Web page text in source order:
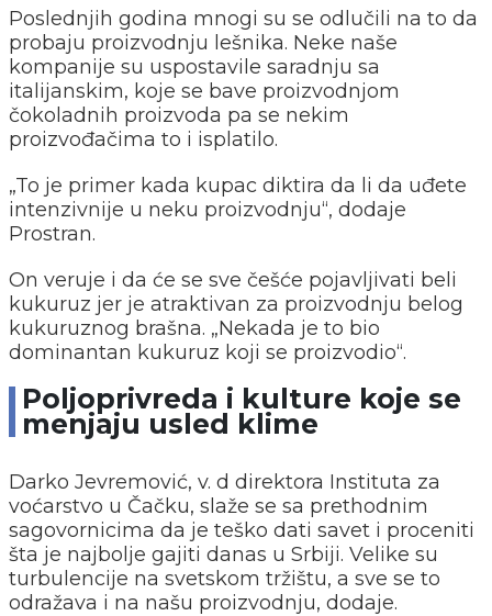
Poslednjih godina mnogi su se odlučili na to da
probaju proizvodnju lešnika. Neke naše
kompanije su uspostavile saradnju sa
italijanskim, koje se bave proizvodnjom
čokoladnih proizvoda pa se nekim
proizvođačima to i isplatilo.
„To je primer kada kupac diktira da li da uđete
intenzivnije u neku proizvodnju“, dodaje
Prostran.
On veruje i da će se sve češće pojavljivati beli
kukuruz jer je atraktivan za proizvodnju belog
kukuruznog brašna. „Nekada je to bio
dominantan kukuruz koji se proizvodio“.
Poljoprivreda i kulture koje se
menjaju usled klime
Darko Jevremović, v. d direktora Instituta za
voćarstvo u Čačku, slaže se sa prethodnim
sagovornicima da je teško dati savet i proceniti
šta je najbolje gajiti danas u Srbiji. Velike su
turbulencije na svetskom tržištu, a sve se to
odražava i na našu proizvodnju, dodaje.